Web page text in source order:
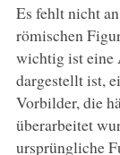
Es fehlt nicht
römischen
wichtig ist eine
dargestellt ist,
Vorbilder, die
überarbeitet
ursprüngliche